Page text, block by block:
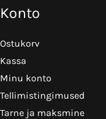
Konto
Ostukorv
Kassa
Minu konto
Tellimistingimused
Tarne ja maksmine